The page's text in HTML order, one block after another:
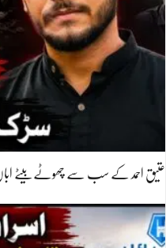
عتیق احمد کے سب سے چھوٹے بیٹے